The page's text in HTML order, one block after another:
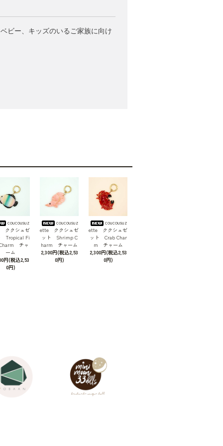
ビー、キッズのいるご家族に向け
coucousuz
ククシュゼ
Tropical Fi
チャ
ーム
円(税込2,53
0円)
coucousuz
ette ククシュゼ
ット Shrimp C
harm チャーム
2,300円(税込2,53
0円)
coucousuz
ette ククシュゼ
ット Crab Char
m チャーム
2,300円(税込2,53
0円)